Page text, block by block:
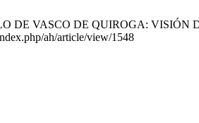
DE VASCO DE QUIROGA: VISIÓN
ah/article/view/1548